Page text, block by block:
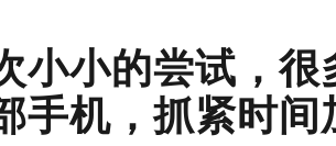
小小的尝试，
手机，抓紧时